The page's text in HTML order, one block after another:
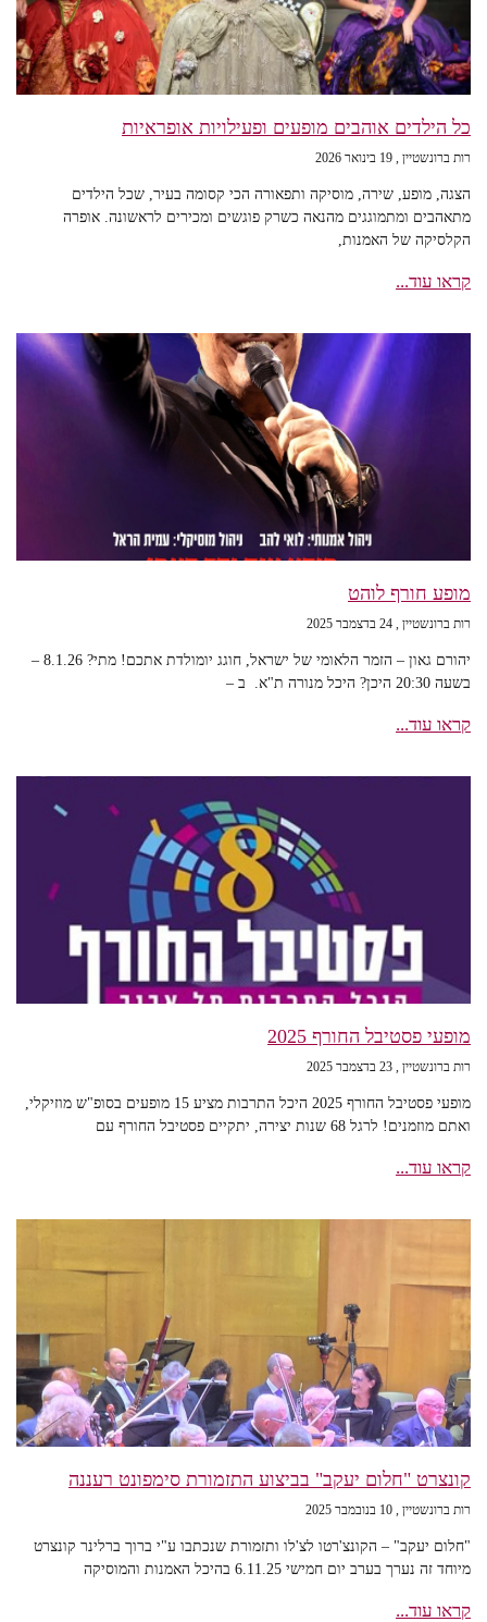
כל הילדים אוהבים מופעים ופעילויות אופראיות
רות ברונשטיין 19 בינואר 2026
הצגה, מופע, שירה, מוסיקה ותפאורה הכי קסומה בעיר, שכל הילדים
מתאהבים ומתמוגגים מהנאה כשרק פוגשים ומכירים לראשונה. אופרה
הקלסיקה של האמנות,
קראו עוד...
מופע חורף לוהט
רות ברונשטיין 24 בדצמבר 2025
יהורם גאון – הזמר הלאומי של ישראל, חוגג יומולדת אתכם! מתי? 8.1.26 –
בשעה 20:30 היכן? היכל מנורה ת"א. ב –
קראו עוד...
מופעי פסטיבל החורף 2025
רות ברונשטיין 23 בדצמבר 2025
מופעי פסטיבל החורף 2025 היכל התרבות מציע 15 מופעים בסופ"ש מוזיקלי,
ואתם מוזמנים! לרגל 68 שנות יצירה, יתקיים פסטיבל החורף עם
קראו עוד...
קונצרט "חלום יעקב" בביצוע התזמורת סימפונט רעננה
רות ברונשטיין 10 בנובמבר 2025
"חלום יעקב" – הקונצ'רטו לצ'לו ותזמורת שנכתבו ע"י ברוך ברלינר קונצרט
מיוחד זה נערך בערב יום חמישי 6.11.25 בהיכל האמנות והמוסיקה
קראו עוד...